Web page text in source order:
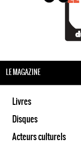
LE MAGAZINE
Livres
Disques
Acteurs culturels